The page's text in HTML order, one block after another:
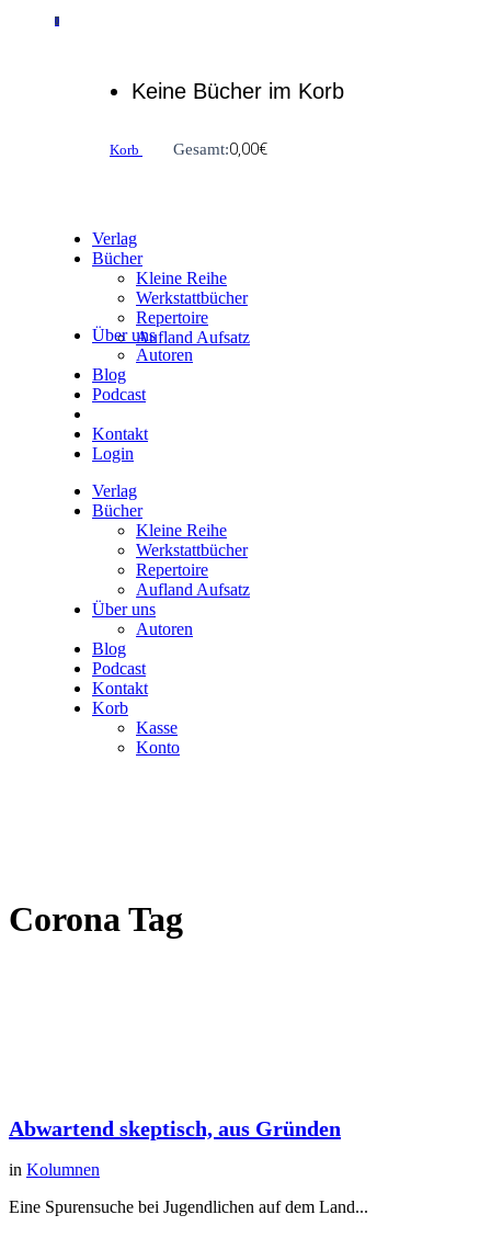
0
Keine Bücher im Korb
Korb Gesamt:0,00€
Verlag
Bücher
Kleine Reihe
Werkstattbücher
Repertoire
Aufland Aufsatz
Über uns
Autoren
Blog
Podcast
Kontakt
Login
Verlag
Bücher
Kleine Reihe
Werkstattbücher
Repertoire
Aufland Aufsatz
Über uns
Autoren
Blog
Podcast
Kontakt
Korb
Kasse
Konto
Corona Tag
Abwartend skeptisch, aus Gründen
in Kolumnen
Eine Spurensuche bei Jugendlichen auf dem Land...